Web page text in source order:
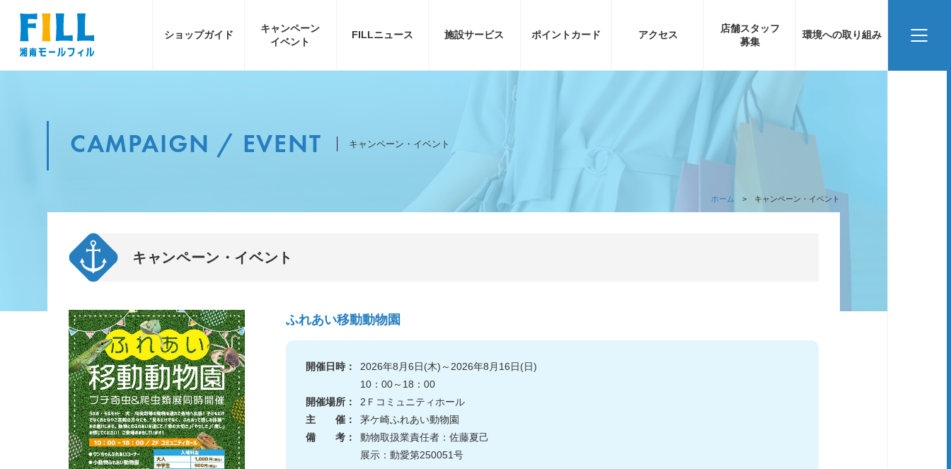
ショップガイド
キャンペーン
イベント
FILLニュース 施設サービス ポイントカード アクセス
店舗スタッフ
募集
環境への取り組み
CAMPAIGN / EVENT キャンペーン・イベント
ホーム キャンペーン・イベント
キャンペーン・イベント
ふれあい移動動物園
開催日時：
2026年8月6日(木)～2026年8月16日(日)
10：00～18：00
開催場所：
2Ｆコミュニティホール
主 催：
茅ケ崎ふれあい動物園
備 考：
動物取扱業責任者：佐藤夏己
展示：動愛第250051号